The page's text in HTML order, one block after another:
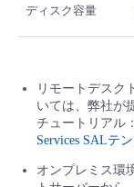
ディスク容量
リモートデスク
いては、弊社が
チュートリアル
Services SALテ
オンプレミス環